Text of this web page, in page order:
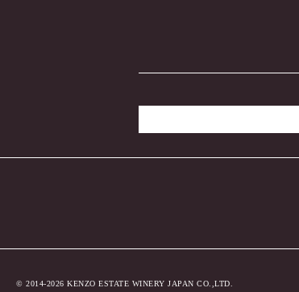
© 2014-2026 KENZO ESTATE WINERY JAPAN CO.,LTD.